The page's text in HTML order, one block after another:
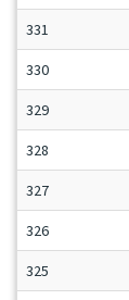
331
330
329
328
327
326
325